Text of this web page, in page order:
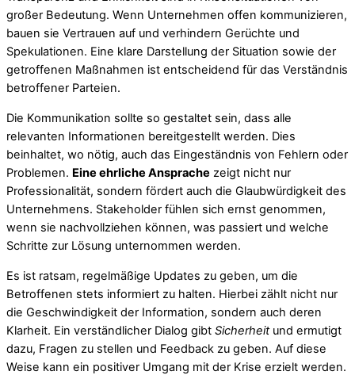
großer Bedeutung. Wenn Unternehmen offen kommunizieren,
bauen sie Vertrauen auf und verhindern Gerüchte und
Spekulationen. Eine klare Darstellung der Situation sowie der
getroffenen Maßnahmen ist entscheidend für das Verständnis
betroffener Parteien.
Die Kommunikation sollte so gestaltet sein, dass alle
relevanten Informationen bereitgestellt werden. Dies
beinhaltet, wo nötig, auch das Eingeständnis von Fehlern oder
Problemen. Eine ehrliche Ansprache zeigt nicht nur
Professionalität, sondern fördert auch die Glaubwürdigkeit des
Unternehmens. Stakeholder fühlen sich ernst genommen,
wenn sie nachvollziehen können, was passiert und welche
Schritte zur Lösung unternommen werden.
Es ist ratsam, regelmäßige Updates zu geben, um die
Betroffenen stets informiert zu halten. Hierbei zählt nicht nur
die Geschwindigkeit der Information, sondern auch deren
Klarheit. Ein verständlicher Dialog gibt Sicherheitund ermutigt
dazu, Fragen zu stellen und Feedback zu geben. Auf diese
Weise kann ein positiver Umgang mit der Krise erzielt werden.